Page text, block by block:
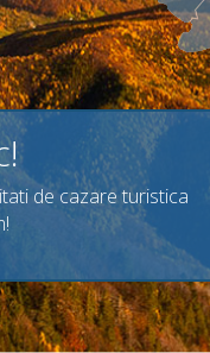
de cazare turistica